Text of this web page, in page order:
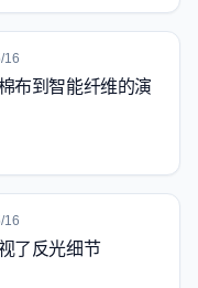
16
布到智能纤维的演
16
了反光细节